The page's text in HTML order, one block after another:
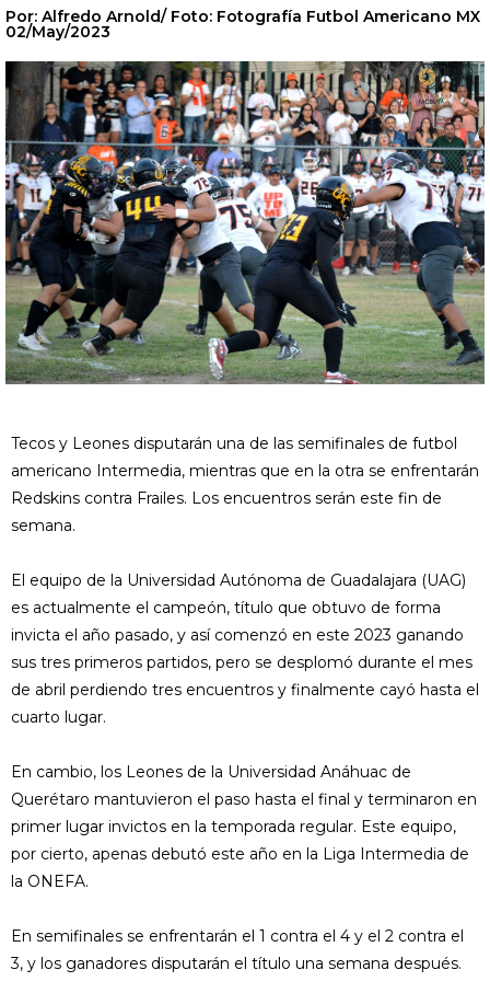
Por: Alfredo Arnold/ Foto: Fotografía Futbol Americano MX
02/May/2023
Tecos y Leones disputarán una de las semifinales de futbol
americano Intermedia, mientras que en la otra se enfrentarán
Redskins contra Frailes. Los encuentros serán este fin de
semana.
El equipo de la Universidad Autónoma de Guadalajara (UAG)
es actualmente el campeón, título que obtuvo de forma
invicta el año pasado, y así comenzó en este 2023 ganando
sus tres primeros partidos, pero se desplomó durante el mes
de abril perdiendo tres encuentros y finalmente cayó hasta el
cuarto lugar.
En cambio, los Leones de la Universidad Anáhuac de
Querétaro mantuvieron el paso hasta el final y terminaron en
primer lugar invictos en la temporada regular. Este equipo,
por cierto, apenas debutó este año en la Liga Intermedia de
la ONEFA.
En semifinales se enfrentarán el 1 contra el 4 y el 2 contra el
3, y los ganadores disputarán el título una semana después.